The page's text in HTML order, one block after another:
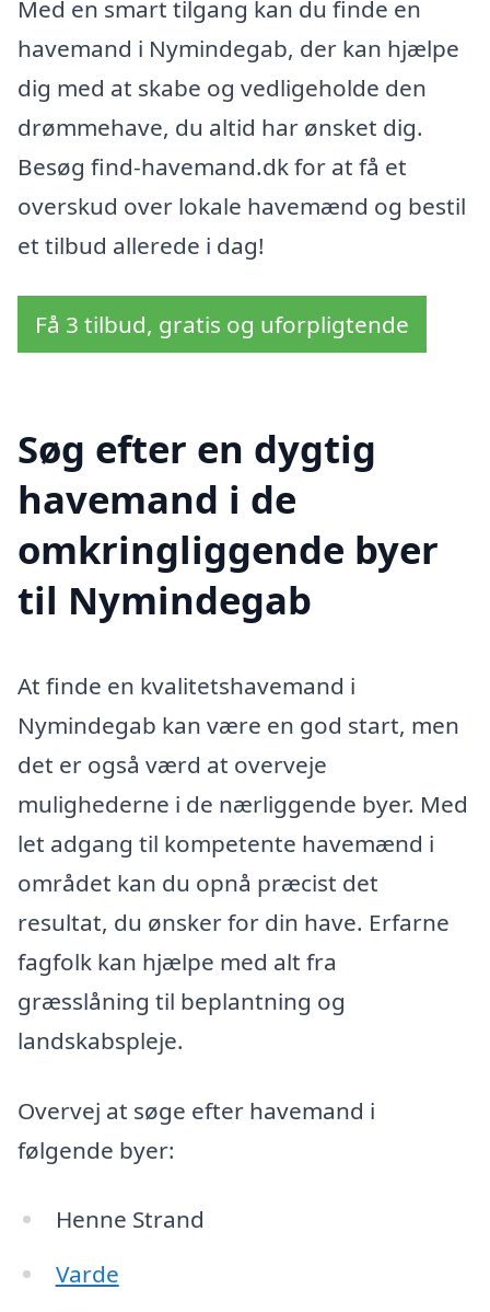
Med en smart tilgang kan du finde en
havemand i Nymindegab, der kan hjælpe
dig med at skabe og vedligeholde den
drømmehave, du altid har ønsket dig.
Besøg find-havemand.dk for at få et
overskud over lokale havemænd og bestil
et tilbud allerede i dag!
Få 3 tilbud, gratis og uforpligtende
Søg efter en dygtig
havemand i de
omkringliggende byer
til Nymindegab
At finde en kvalitetshavemand i
Nymindegab kan være en god start, men
det er også værd at overveje
mulighederne i de nærliggende byer. Med
let adgang til kompetente havemænd i
området kan du opnå præcist det
resultat, du ønsker for din have. Erfarne
fagfolk kan hjælpe med alt fra
græsslåning til beplantning og
landskabspleje.
Overvej at søge efter havemand i
følgende byer:
Henne Strand
Varde